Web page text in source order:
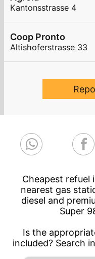
Kantonsstrasse 4
Coop Pronto
Altishoferstrasse 33
Cheapest refuel
nearest gas
diesel and
Super
Is the
included? Search